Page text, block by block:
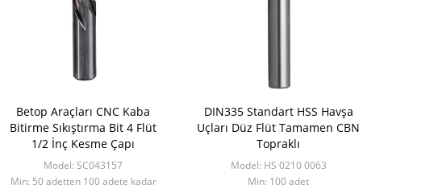
Betop Araçları CNC Kaba
Bitirme Sıkıştırma Bit 4 Flüt
1/2 İnç Kesme Çapı
Model: SC043157
Min: 50 adetten 100 adete kadar
DIN335 Standart HSS Havşa
Uçları Düz ​​Flüt Tamamen CBN
Topraklı
Model: HS 0210 0063
Min: 100 adet